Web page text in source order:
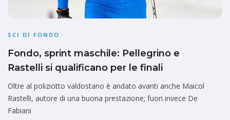
SCI DI FONDO
Fondo, sprint maschile: Pellegrino e
Rastelli si qualificano per le finali
Oltre al poliziotto valdostano è andato avanti anche Maicol
Rastelli, autore di una buona prestazione; fuori invece De
Fabiani